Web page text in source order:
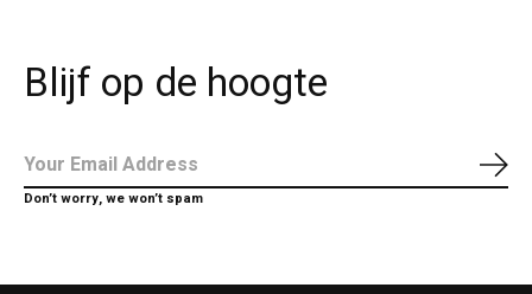
Blijf op de hoogte
Don’t worry, we won’t spam